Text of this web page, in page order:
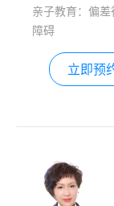
亲子教育：偏
障碍
立即预